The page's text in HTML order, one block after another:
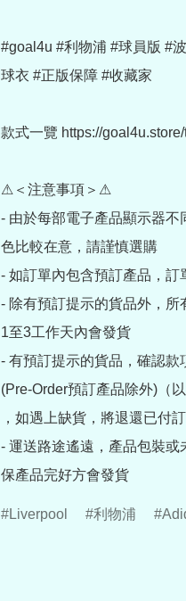
#goal4u #利物浦 #球員版 #
球衣 #正版保障 #收藏家
款式一覽 https://goal4u.store/
⚠＜注意事項＞⚠
- 由於每部電子產品顯示器
色比較在意，請謹慎選購
- 如訂單內包含預訂產品，
- 除有預訂提示的貨品外，所
1至3工作天內會發貨
- 有預訂提示的貨品，確認
(Pre-Order預訂產品除外)（
，如遇上缺貨，將退還已付
- 運送路途遙遠，產品包裝
保產品完好方會發貨
Liverpool 利物浦